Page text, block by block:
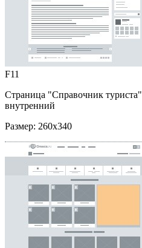
F11
Страница "Справочник туриста"
внутренний
Размер: 260x340